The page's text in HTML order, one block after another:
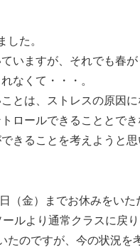
した。
いますが、それでも春が
なくて・・・。
とは、ストレスの原因に
ロールできることとでき
きることを考えようと思
（金）までお休みをいた
ルより通常クラスに戻り
たのですが、今の状況を